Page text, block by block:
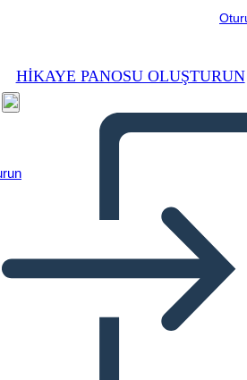
HIKAYE PANOSU OLUŞTURUN